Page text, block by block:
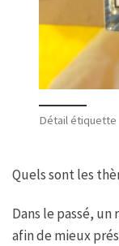
Détail étiquette
Quels sont les
Dans le passé,
afin de mieux